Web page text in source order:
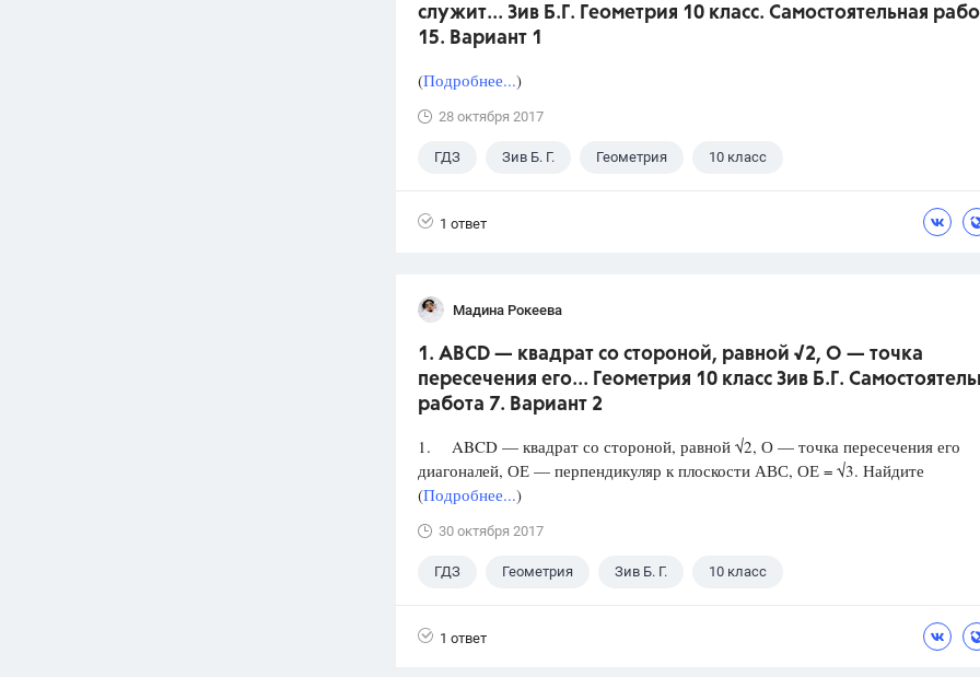
служит... Зив Б.Г. Геометрия 10 класс. Самостоятельная
15. Вариант 1
(Подробнее...)
28 октября 2017
ГДЗ Зив Б. Г. Геометрия 10 класс
1 ответ
Мадина Рокеева
1. ABCD — квадрат со стороной, равной √2, О — точка
пересечения его... Геометрия 10 класс Зив Б.Г.
работа 7. Вариант 2
1. ABCD — квадрат со стороной, равной √2, О — точка пересечения его
диагоналей, ОЕ — перпендикуляр к плоскости АВС, ОЕ = √3. Найдите
(Подробнее...)
30 октября 2017
ГДЗ Геометрия Зив Б. Г. 10 класс
1 ответ